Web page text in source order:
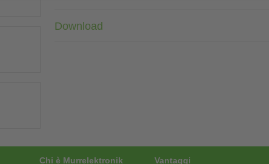
Download
Chi è Murrelektronik Vantaggi